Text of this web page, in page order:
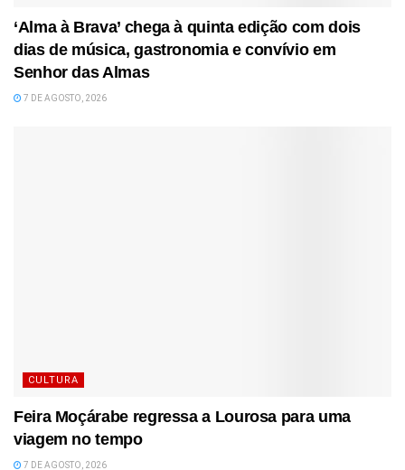
‘Alma à Brava’ chega à quinta edição com dois
dias de música, gastronomia e convívio em
Senhor das Almas
7 DE AGOSTO, 2026
CULTURA
Feira Moçárabe regressa a Lourosa para uma
viagem no tempo
7 DE AGOSTO, 2026